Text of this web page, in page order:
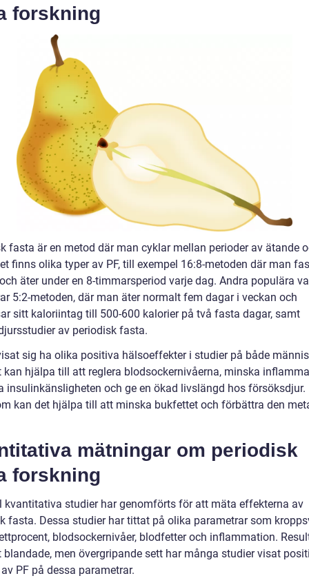
forskning
fasta är en metod där man cyklar mellan perioder av ätande
finns olika typer av PF, till exempel 16:8-metoden där man
äter under en 8-timmarsperiod varje dag. Andra populära
5:2-metoden, där man äter normalt fem dagar i veckan och
sitt kaloriintag till 500-600 kalorier på två fasta dagar, samt
av periodisk fasta.
sig ha olika positiva hälsoeffekter i studier på både
kan hjälpa till att reglera blodsockernivåerna, minska
insulinkänsligheten och ge en ökad livslängd hos försöksdjur.
kan det hjälpa till att minska bukfettet och förbättra den
mätningar om periodisk
forskning
kvantitativa studier har genomförts för att mäta effekterna av
fasta. Dessa studier har tittat på olika parametrar som
blodsockernivåer, blodfetter och inflammation.
blandade, men övergripande sett har många studier visat
PF på dessa parametrar.